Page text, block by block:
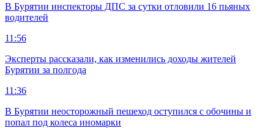
В Бурятии инспекторы ДПС за сутки отловили 16 пьяных
водителей
11:56
Эксперты рассказали, как изменились доходы жителей
Бурятии за полгода
11:36
В Бурятии неосторожный пешеход оступился с обочины и
попал под колеса иномарки